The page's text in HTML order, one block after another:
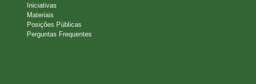
Iniciativas
Materiais
Posições Públicas
Perguntas Frequentes